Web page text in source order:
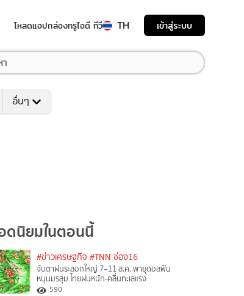
โหลดแอปกล่องทรูไอดี ทีวี TH เข้าสู่ระบบ
อื่นๆ
ดนิยมในตอนนี้
#ข่าวเศรษฐกิจ #TNN ช่อง16
จับตาฝนระลอกใหญ่ 7–11 ส.ค. พายุดอลฟิน
หนุนมรสุม ไทยฝนหนัก-คลื่นทะเลแรง
590